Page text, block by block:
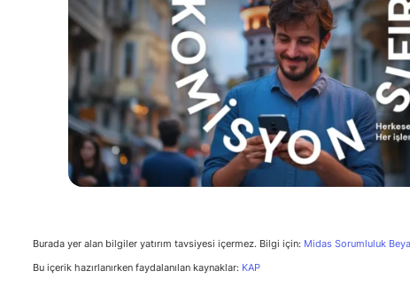
Burada yer alan bilgiler yatırım tavsiyesi içermez. Bilgi için: Midas Sorumluluk
Bu içerik hazırlanırken faydalanılan kaynaklar: KAP